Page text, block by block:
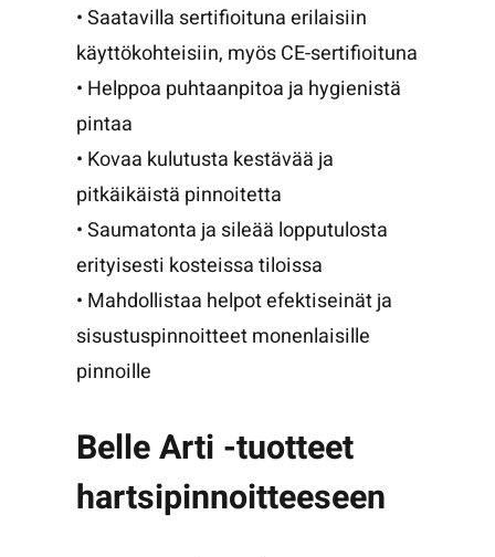
• Saatavilla sertifioituna erilaisiin
käyttökohteisiin, myös CE-sertifioituna
• Helppoa puhtaanpitoa ja hygienistä
pintaa
• Kovaa kulutusta kestävää ja
pitkäikäistä pinnoitetta
• Saumatonta ja sileää lopputulosta
erityisesti kosteissa tiloissa
• Mahdollistaa helpot efektiseinät ja
sisustuspinnoitteet monenlaisille
pinnoille
Belle Arti -tuotteet
hartsipinnoitteeseen